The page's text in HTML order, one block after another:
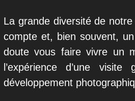
La grande diversité de
compte et, bien souvent,
doute vous faire vivre un
l’expérience d’une
développement